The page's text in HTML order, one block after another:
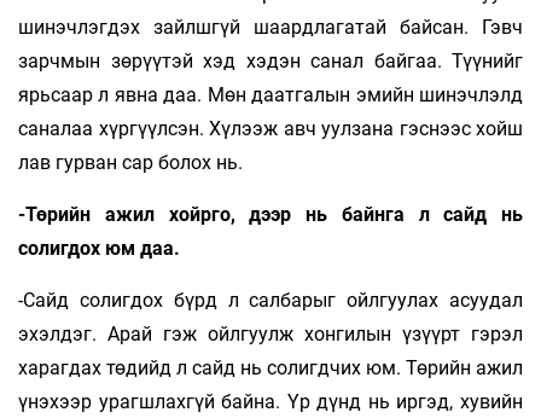
шинэчлэгдэх зайлшгүй шаардлагатай байсан. Гэвч
зарчмын зөрүүтэй хэд хэдэн санал байгаа. Түүнийг
ярьсаар л явна даа. Мөн даатгалын эмийн шинэчлэлд
саналаа хүргүүлсэн. Хүлээж авч уулзана гэснээс хойш
лав гурван сар болох нь.
-Төрийн ажил хойрго, дээр нь байнга л сайд нь
солигдох юм даа.
-Сайд солигдох бүрд л салбарыг ойл­гуулах асуудал
эхэлдэг. Арай гэж ойлгуулж хонгилын үзүүрт гэрэл
харагдах төдийд л сайд нь солигдчих юм. Төрийн ажил
үнэ­хээр урагшлахгүй байна. Үр дүнд нь иргэд, хувийн